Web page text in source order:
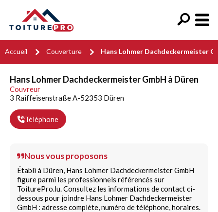
Accueil Couverture Hans Lohmer Dachdeckermeister
Hans Lohmer Dachdeckermeister GmbH à Düren
Couvreur
3 Raiffeisenstraße A-52353 Düren
Téléphone
Nous vous proposons
Établi à Düren, Hans Lohmer Dachdeckermeister GmbH
figure parmi les professionnels référencés sur
ToiturePro.lu. Consultez les informations de contact ci-
dessous pour joindre Hans Lohmer Dachdeckermeister
GmbH : adresse complète, numéro de téléphone, horaires.